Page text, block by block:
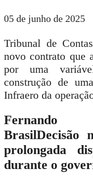
05 de junho de 2025
Tribunal de
novo contrato que
por uma
construção de
Infraero da
Fernando
BrasilDecisão
prolongada
durante o